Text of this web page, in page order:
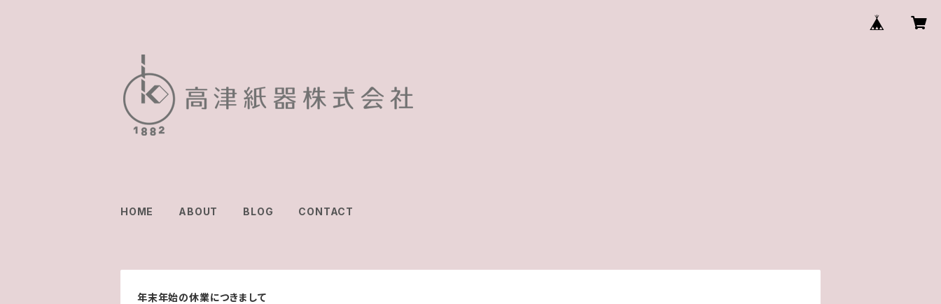
HOME ABOUT BLOG CONTACT
年末年始の休業につきまして